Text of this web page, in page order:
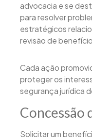
advocacia e se
para resolver
estratégicos
revisão de
Cada ação
proteger os
segurança jurídica
Concessão
Solicitar um